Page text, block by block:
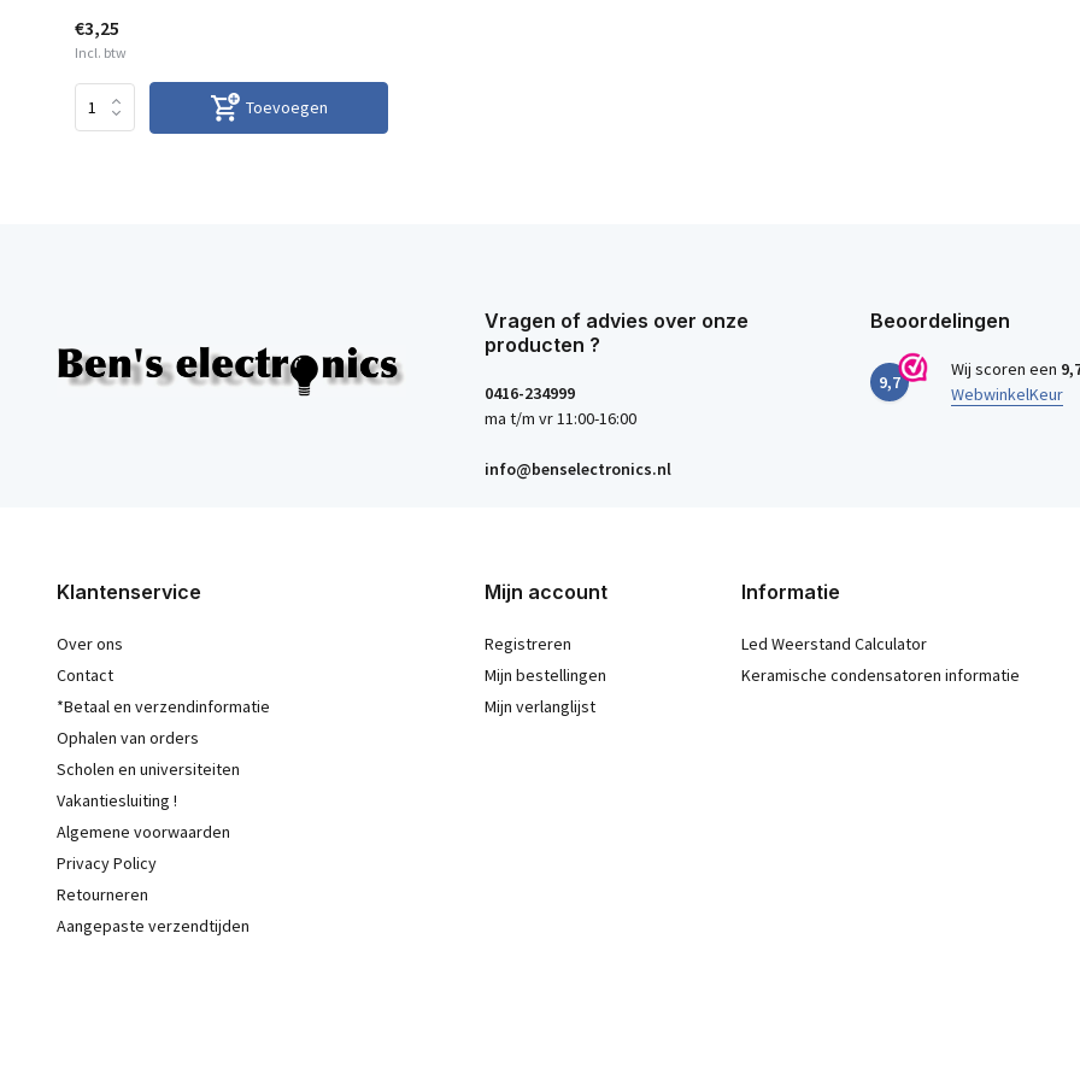
€3,25
Incl. btw
Toevoegen
Vragen of advies over onze
producten ?
0416-234999
ma t/m vr 11:00-16:00
info@benselectronics.nl
Beoordelingen
9,7
Wij scoren een
WebwinkelKeur
Klantenservice
Over ons
Contact
*Betaal en verzendinformatie
Ophalen van orders
Scholen en universiteiten
Vakantiesluiting !
Algemene voorwaarden
Privacy Policy
Retourneren
Aangepaste verzendtijden
Mijn account
Registreren
Mijn bestellingen
Mijn verlanglijst
Informatie
Led Weerstand Calculator
Keramische condensatoren informatie